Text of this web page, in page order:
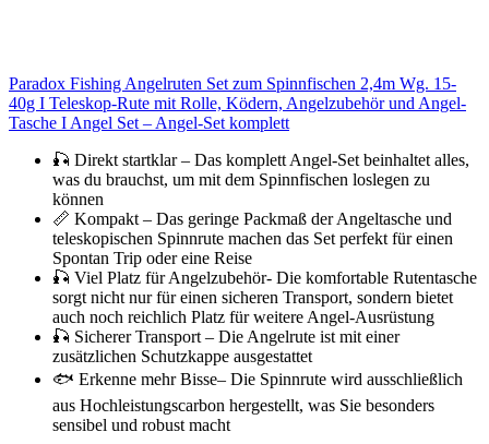
Paradox Fishing Angelruten Set zum Spinnfischen 2,4m Wg. 15-
40g I Teleskop-Rute mit Rolle, Ködern, Angelzubehör und Angel-
Tasche I Angel Set – Angel-Set komplett
🎣 Direkt startklar – Das komplett Angel-Set beinhaltet alles,
was du brauchst, um mit dem Spinnfischen loslegen zu
können
📏 Kompakt – Das geringe Packmaß der Angeltasche und
teleskopischen Spinnrute machen das Set perfekt für einen
Spontan Trip oder eine Reise
🎣 Viel Platz für Angelzubehör- Die komfortable Rutentasche
sorgt nicht nur für einen sicheren Transport, sondern bietet
auch noch reichlich Platz für weitere Angel-Ausrüstung
🎣 Sicherer Transport – Die Angelrute ist mit einer
zusätzlichen Schutzkappe ausgestattet
🐟 Erkenne mehr Bisse– Die Spinnrute wird ausschließlich
aus Hochleistungscarbon hergestellt, was Sie besonders
sensibel und robust macht